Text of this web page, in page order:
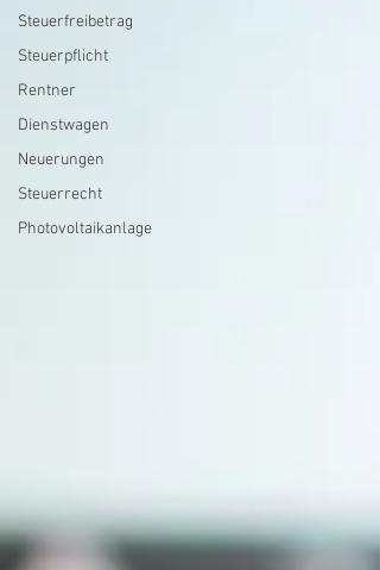
Steuerfreibetrag
Steuerpflicht
Rentner
Dienstwagen
Neuerungen
Steuerrecht
Photovoltaikanlage